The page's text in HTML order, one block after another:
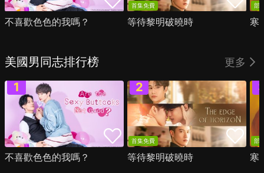
不喜歡色色的我嗎？
首集免費
等待黎明破曉時
部
寒
美國男同志排行榜 更多
不喜歡色色的我嗎？
首集免費
等待黎明破曉時
部
寒